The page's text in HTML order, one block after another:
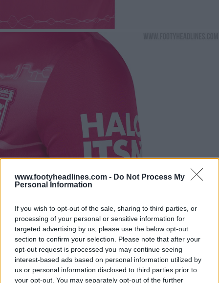
www.footyheadlines.com - Do Not Process My
Personal Information
If you wish to opt-out of the sale, sharing to third parties, or
processing of your personal or sensitive information for
targeted advertising by us, please use the below opt-out
section to confirm your selection. Please note that after your
opt-out request is processed you may continue seeing
interest-based ads based on personal information utilized by
us or personal information disclosed to third parties prior to
your opt-out. You may separately opt-out of the further